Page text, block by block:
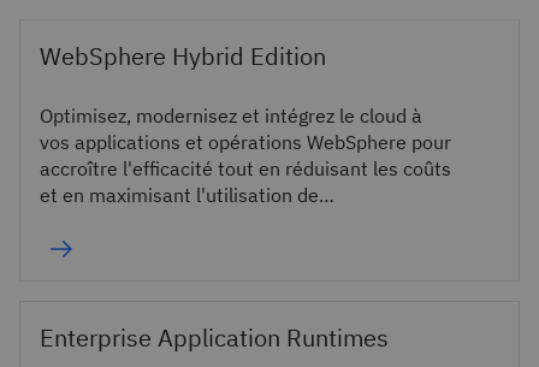
WebSphere Hybrid Edition
Optimisez, modernisez et intégrez le cloud à
vos applications et opérations WebSphere pour
accroître l'efficacité tout en réduisant les coûts
et en maximisant l'utilisation de
Enterprise Application Runtimes